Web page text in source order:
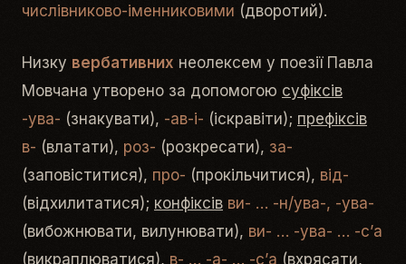
числівниково-іменниковими (дворотий).
Низку вербативних неолексем у поезії Павла
Мовчана утворено за допомогою суфіксів
-ува- (знакувати), -ав-і- (іскравіти); префіксів
в- (влатати), роз- (розкресати), за-
(заповіститися), про- (прокільчитися), від-
(відхилитатися); конфіксів ви- … -н/ува-, -ува-
(вибожнювати, вилунювати), ви- … -ува- … -с’а
(викраплюватися), в- … -а- … -с’а (вхрясати,